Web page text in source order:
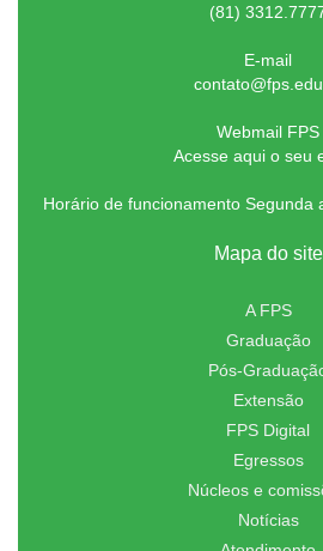
(81)
E-mail
Webmail FPS
Acesse aqui o seu
Horário de funcionamento Segunda
Mapa do site
A FPS
Graduação
Pós-
Extensão
FPS Digital
Egressos
Núcleos e
Notícias